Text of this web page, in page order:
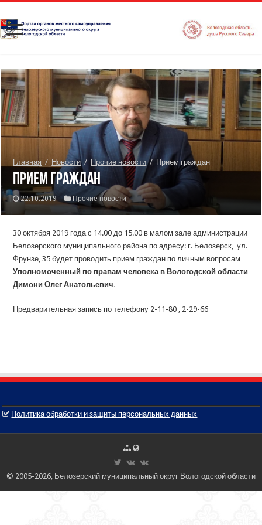
Главная / Новости / Прочие новости / Прием граждан
Прием граждан
22.10.2019 Прочие новости
30 октября 2019 года с 14.00 до 15.00 в малом зале администрации
Белозерского муниципального района по адресу: г. Белозерск, ул.
Фрунзе, 35 будет проводить прием граждан по личным вопросам
Уполномоченный по правам человека в Вологодской области
Димони Олег Анатольевич.
Предварительная запись по телефону 2-11-80 , 2-29-66
Политика обработки и защиты персональных данных
© 2005-2026, Белозерский муниципальный округ Вологодской области